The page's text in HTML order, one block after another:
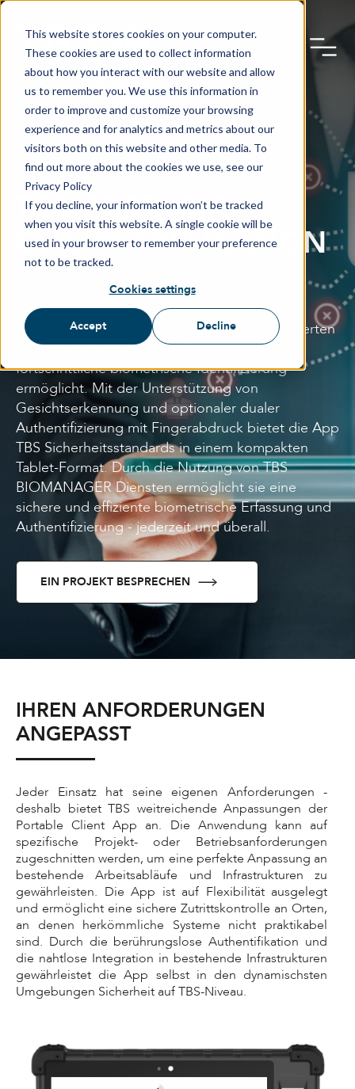
This website stores cookies on your computer.
These cookies are used to collect information
about how you interact with our website and allow
us to remember you. We use this information in
order to improve and customize your browsing
experience and for analytics and metrics about our
visitors both on this website and other media. To
find out more about the cookies we use, see our
Privacy Policy
If you decline, your information won’t be tracked
when you visit this website. A single cookie will be
used in your browser to remember your preference
not to be tracked.
Cookies settings
Accept Decline
TBS PORTABLE
CLIENT APPLICATION
Die TBS Portable Client App (PCA) ist eine
biometrische Softwarelösung, die auf qualifizierten
Tablets von Drittanbietern läuft und eine
fortschrittliche biometrische Identifizierung
ermöglicht. Mit der Unterstützung von
Gesichtserkennung und optionaler dualer
Authentifizierung mit Fingerabdruck bietet die App
TBS Sicherheitsstandards in einem kompakten
Tablet-Format. Durch die Nutzung von TBS
BIOMANAGER Diensten ermöglicht sie eine
sichere und effiziente biometrische Erfassung und
Authentifizierung - jederzeit und überall.
EIN PROJEKT BESPRECHEN
IHREN ANFORDERUNGEN
ANGEPASST
Jeder Einsatz hat seine eigenen Anforderungen -
deshalb bietet TBS weitreichende Anpassungen der
Portable Client App an. Die Anwendung kann auf
spezifische Projekt- oder Betriebsanforderungen
zugeschnitten werden, um eine perfekte Anpassung an
bestehende Arbeitsabläufe und Infrastrukturen zu
gewährleisten. Die App ist auf Flexibilität ausgelegt
und ermöglicht eine sichere Zutrittskontrolle an Orten,
an denen herkömmliche Systeme nicht praktikabel
sind. Durch die berührungslose Authentifikation und
die nahtlose Integration in bestehende Infrastrukturen
gewährleistet die App selbst in den dynamischsten
Umgebungen Sicherheit auf TBS-Niveau.